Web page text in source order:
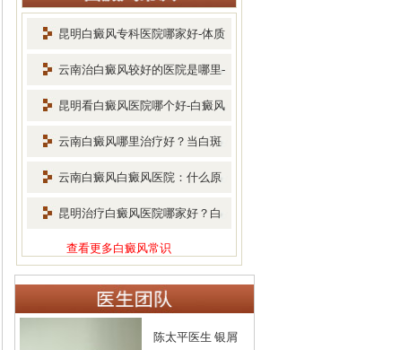
昆明白癜风专科医院哪家好-体质
云南治白癜风较好的医院是哪里-
昆明看白癜风医院哪个好-白癜风
云南白癜风哪里治疗好？当白斑
扩散 云南白癜风白癜风医院：什么原
因会 昆明治疗白癜风医院哪家好？白
查看更多白癜风常识
陈太平医生 银屑